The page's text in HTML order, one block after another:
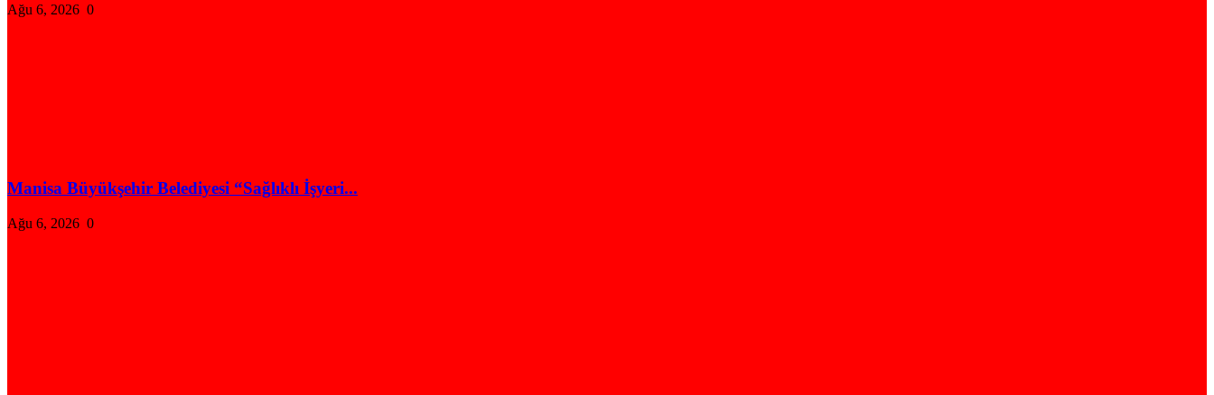
Ağu 6, 2026 0
Manisa Büyükşehir Belediyesi “Sağlıklı İşyeri...
Ağu 6, 2026 0